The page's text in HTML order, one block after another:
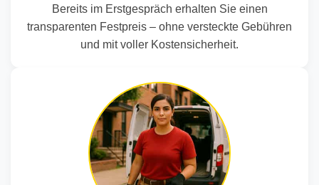
Bereits im Erstgespräch erhalten Sie einen
transparenten Festpreis – ohne versteckte Gebühren
und mit voller Kostensicherheit.